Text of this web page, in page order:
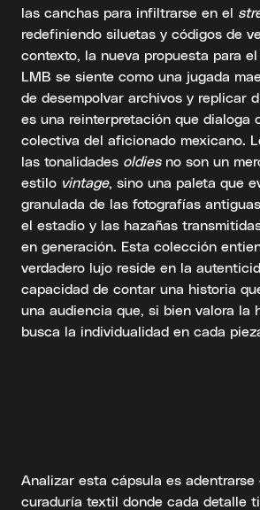
las canchas para infiltrarse en el
redefiniendo siluetas y códigos de
contexto, la nueva propuesta para
LMB se siente como una jugada
de desempolvar archivos y replicar
es una reinterpretación que dialoga
colectiva del aficionado mexicano.
las tonalidades oldiesno son un
estilo vintage, sino una paleta que
granulada de las fotografías
el estadio y las hazañas
en generación. Esta colección
verdadero lujo reside en la
capacidad de contar una historia
una audiencia que, si bien valora la
busca la individualidad en cada
Analizar esta cápsula es
curaduría textil donde cada detalle